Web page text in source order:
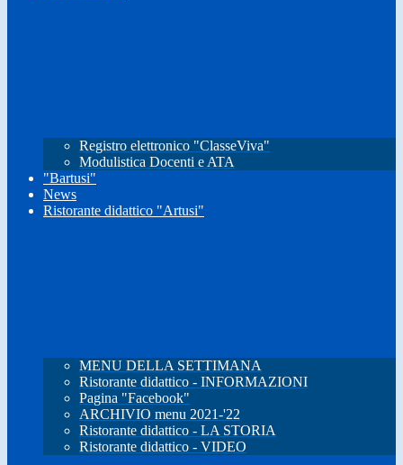
Registro elettronico "ClasseViva"
Modulistica Docenti e ATA
"Bartusi"
News
Ristorante didattico "Artusi"
MENU DELLA SETTIMANA
Ristorante didattico - INFORMAZIONI
Pagina "Facebook"
ARCHIVIO menu 2021-'22
Ristorante didattico - LA STORIA
Ristorante didattico - VIDEO